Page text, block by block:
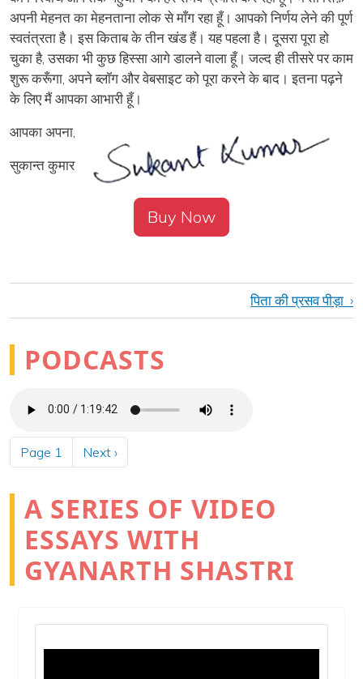
अपनी मेहनत का मेहनताना लोक से माँग रहा हूँ। आपको निर्णय लेने की पूर्ण
स्वतंत्रता है। इस किताब के तीन खंड हैं। यह पहला है। दूसरा पूरा हो
चुका है, उसका भी कुछ हिस्सा आगे डालने वाला हूँ। जल्द ही तीसरे पर काम
शुरू करूँगा, अपने ब्लॉग और वेबसाइट को पूरा करने के बाद। इतना पढ़ने
के लिए मैं आपका आभारी हूँ।
आपका अपना,
सुकान्त कुमार
Buy Now
Book traversal links for इहलोकतंत्र (भाग -
पिता की प्रसव पीड़ा ›
PODCASTS
Pagination
Page 1 Next page
Next ›
A SERIES OF VIDEO
ESSAYS WITH
GYANARTH SHASTRI